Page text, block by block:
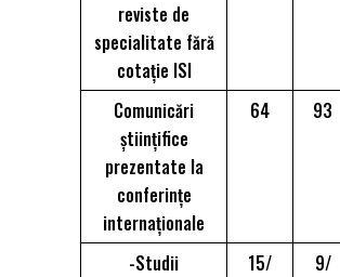
reviste de
specialitate fără
cotație ISI
Comunicări
științifice
prezentate la
conferințe
internaționale
64 93
-Studii
15/ 9/